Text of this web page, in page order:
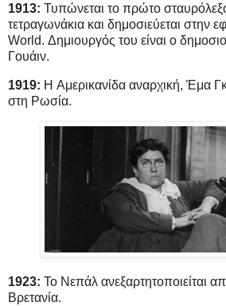
1913: Τυπώνεται το πρώτο
τετραγωνάκια και δημοσιεύεται στην
World. Δημιουργός του είναι ο
Γουάιν.
1919: Η Αμερικανίδα αναρχική, Έμα
στη Ρωσία.
1923: Το Νεπάλ ανεξαρτητοποιείται
Βρετανία.